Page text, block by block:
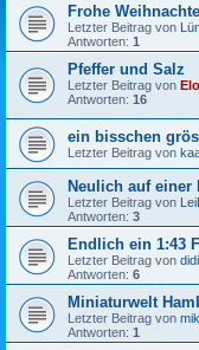
Frohe
Letzter Beitrag von
Antworten: 1
Pfeffer und Salz
Letzter Beitrag von Elo
Antworten: 16
ein bisschen
Letzter Beitrag von
Neulich auf
Letzter Beitrag von
Antworten: 3
Endlich ein 1:43
Letzter Beitrag von
Antworten: 6
Miniaturwelt
Letzter Beitrag von
Antworten: 1